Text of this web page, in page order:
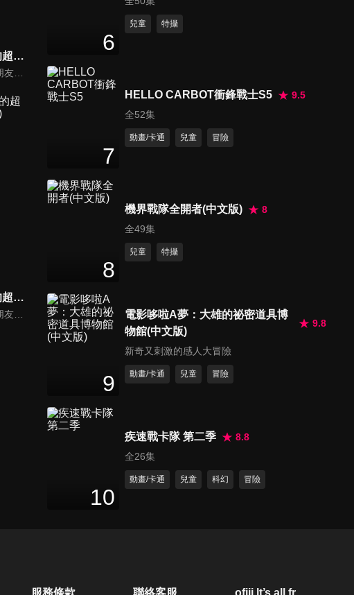
Hello Kitty與好朋友的超可愛大冒險S1(中文版)
歡迎來到Hello Kitty與好朋友的超可愛大冒險!與Hello Kitty, 大眼蛙, 酷企鵝, 美樂蒂, 布丁狗還有酷洛米, 準備和朋友們一起經歷有趣的冒險吧!
Hello Kitty與好朋友的超可愛大冒險S6(中文版)
歡迎來到Hello Kitty與好朋友的超可愛大冒險!與Hello Kitty, 大眼蛙, 酷企鵝, 美樂蒂, 布丁狗還有酷洛米, 準備和朋友們一起經歷有趣的冒險吧!
第487集 燕子大雄/變身列印機
第490集 搶先一步去野餐/超級
戒指
23
第491集 責任感超強的多功能
第492集 搜查遊戲組/復活節島
25分鐘
6
兒童 特攝
7
HELLO CARBOT衝鋒戰士S5
9.5
全52集
動畫/卡通 兒童 冒險
8
機界戰隊全開者(中文版)
8
全49集
兒童 特攝
9
電影哆啦A夢：大雄的祕密道具博
物館(中文版)
9.8
新奇又刺激的感人大冒險
動畫/卡通 兒童 冒險
10
疾速戰卡隊 第二季
8.8
全26集
動畫/卡通 兒童 科幻 冒險
服務條款 聯絡客服